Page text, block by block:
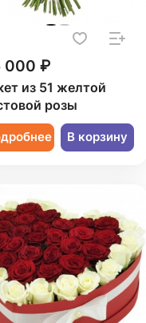
000 ₽
из 51 желтой
розы
В корзину